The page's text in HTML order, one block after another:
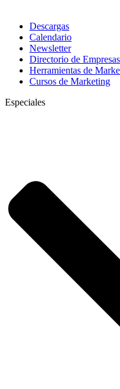
Descargas
Calendario
Newsletter
Directorio de Empresas
Herramientas de
Cursos de Marketing
Especiales